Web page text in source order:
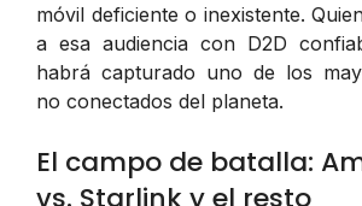
móvil deficiente o inexistente.
a esa audiencia con D2D
habrá capturado uno de los
no conectados del planeta.
El campo de batalla:
vs. Starlink y el resto